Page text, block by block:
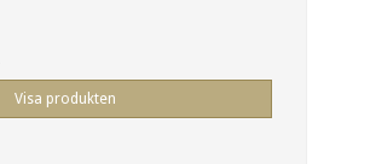
Visa produkten